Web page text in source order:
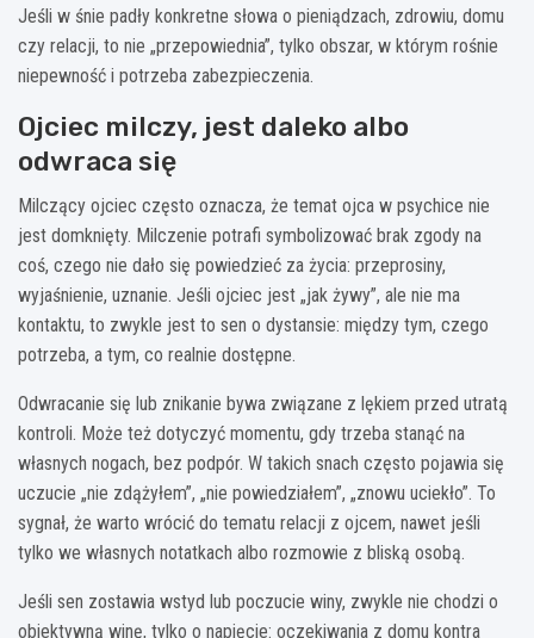
Jeśli w śnie padły konkretne słowa o pieniądzach, zdrowiu, domu
czy relacji, to nie „przepowiednia”, tylko obszar, w którym rośnie
niepewność i potrzeba zabezpieczenia.
Ojciec milczy, jest daleko albo
odwraca się
Milczący ojciec często oznacza, że temat ojca w psychice nie
jest domknięty. Milczenie potrafi symbolizować brak zgody na
coś, czego nie dało się powiedzieć za życia: przeprosiny,
wyjaśnienie, uznanie. Jeśli ojciec jest „jak żywy”, ale nie ma
kontaktu, to zwykle jest to sen o dystansie: między tym, czego
potrzeba, a tym, co realnie dostępne.
Odwracanie się lub znikanie bywa związane z lękiem przed utratą
kontroli. Może też dotyczyć momentu, gdy trzeba stanąć na
własnych nogach, bez podpór. W takich snach często pojawia się
uczucie „nie zdążyłem”, „nie powiedziałem”, „znowu uciekło”. To
sygnał, że warto wrócić do tematu relacji z ojcem, nawet jeśli
tylko we własnych notatkach albo rozmowie z bliską osobą.
Jeśli sen zostawia wstyd lub poczucie winy, zwykle nie chodzi o
obiektywną winę, tylko o napięcie: oczekiwania z domu kontra